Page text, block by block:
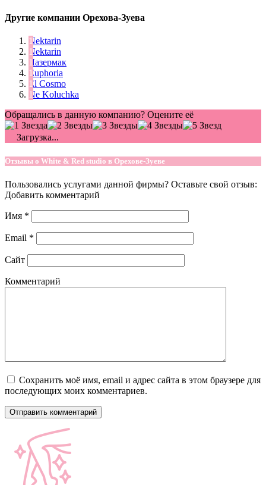
Другие компании Орехова-Зуева
Nektarin
Nektarin
Лазермак
Euphoria
Èl Cosmo
Ne Koluchka
Обращались в данную компанию? Оцените её
Загрузка...
Отзывы о White & Red studio в Орехове-Зуеве
Пользовались услугами данной фирмы? Оставьте свой отзыв:
Добавить комментарий
Имя *
Email *
Сайт
Комментарий
Сохранить моё имя, email и адрес сайта в этом браузере для
последующих моих комментариев.